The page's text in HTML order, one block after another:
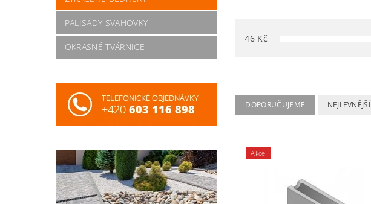
PALISÁDY SVAHOVKY
OKRASNÉ TVÁRNICE
46 Kč
DOPORUČUJEME NEJLEVNĚJŠÍ
Akce